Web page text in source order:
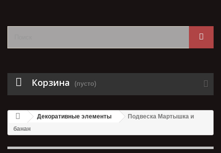
Корзина (пусто)
Декоративные элементы
Подвеска Мартышка и
банан